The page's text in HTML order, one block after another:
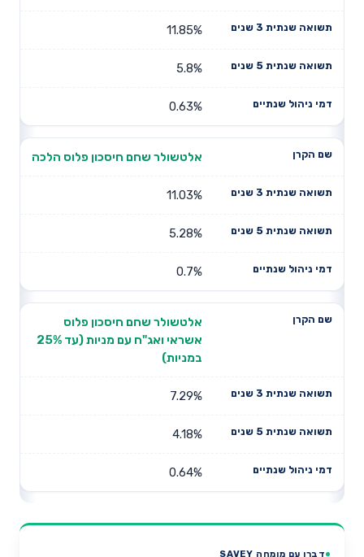
11.85%
5.8%
0.63%
אלטשולר שחם חיסכון פלוס הלכה
11.03%
5.28%
0.7%
אלטשולר שחם חיסכון פלוס
אשראי ואג"ח עם מניות (עד 25%
במניות)
7.29%
4.18%
0.64%
דברו עם מומחה SAVEY